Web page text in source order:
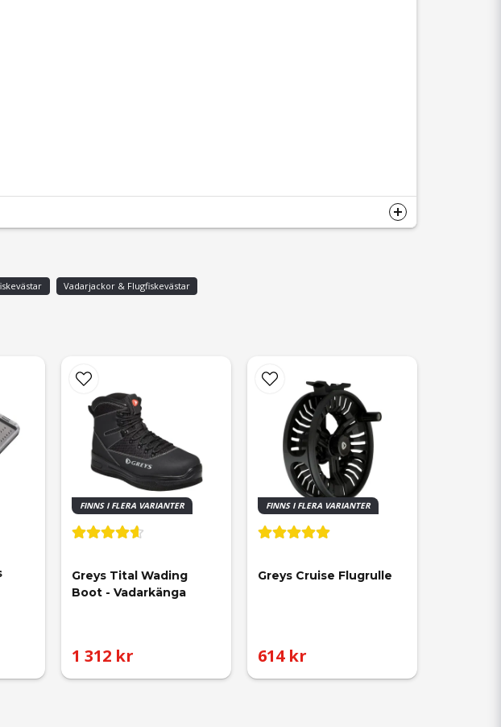
Vadarjackor & Flugfiskevästar
FINNS I FLERA VARIANTER
Greys Tital Wading
Boot - Vadarkänga
1 312 kr
FINNS I FLERA VARIANTER
Greys Cruise Flugrulle
614 kr